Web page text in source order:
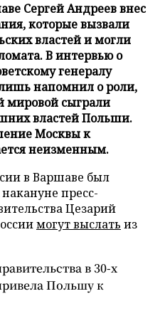
Сергей Андреев внес
которые вызвали
властей и могли
В интервью о
генералу
напомнил о роли,
мировой сыграли
властей Польши.
Москвы к
неизменным.
в Варшаве был
накануне пресс-
Цезарий
могут выслать из
в 30-х
Польшу к